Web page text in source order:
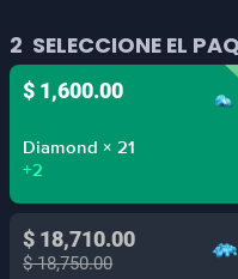
2 SELECCIONE EL
$ 1,600.00
Diamond × 21
+2
$ 18,710.00
$ 18,750.00